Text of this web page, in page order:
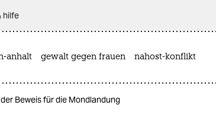
hilfe
anhalt gewalt gegen frauen nahost-konflikt
Beweis für die Mondlandung